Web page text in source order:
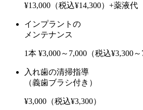
¥13,000（税込¥14,300）+薬液代
インプラントの
メンテナンス
1本 ¥3,000～7,000（税込¥3,300～
入れ歯の清掃指導
（義歯ブラシ付き）
¥3,000（税込¥3,300）